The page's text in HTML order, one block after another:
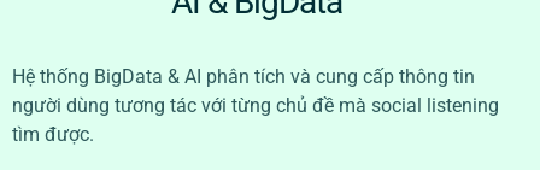
Hệ thống BigData & AI phân tích và cung cấp thông tin
người dùng tương tác với từng chủ đề mà social listening
tìm được.